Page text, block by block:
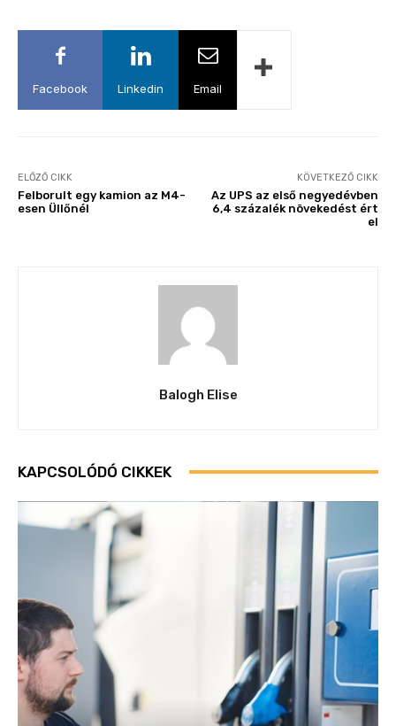
Facebook Linkedin Email
ELŐZŐ CIKK
Felborult egy kamion az M4-
esen Üllőnél
KÖVETKEZŐ CIKK
Az UPS az első negyedévben
6,4 százalék növekedést ért
el
Balogh Elise
KAPCSOLÓDÓ CIKKEK